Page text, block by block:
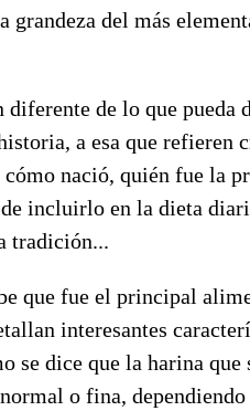
grandeza del más
diferente de lo que
a esa que refieren
nació, quién fue la
incluirlo en la dieta
tradición...
que fue el principal
interesantes
se dice que la harina que
o fina,